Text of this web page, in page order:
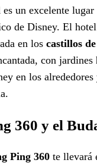
es un excelente
de Disney. El
en los castillos
con jardines
en los
360 y el
Ping 360 te llevará